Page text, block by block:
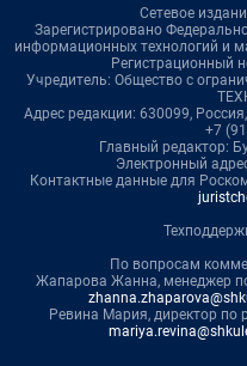
Сетевое
Зарегистрировано
информационных технологий и
Регистрационный
Учредитель: Общество с
Адрес редакции: 630099,
+7
Главный редактор:
Электронный
Контактные данные для
По вопросам
Жапарова Жанна, менеджер
Ревина Мария, директор по